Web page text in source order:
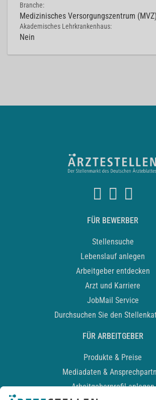
Branche:
Medizinisches Versorgungszentrum (MVZ)
Akademisches Lehrkrankenhaus:
Nein
FÜR BEWERBER
Stellensuche
Lebenslauf anlegen
Arbeitgeber entdecken
Arzt und Karriere
JobMail Service
Durchsuchen Sie den
FÜR ARBEITGEBER
Produkte & Preise
Mediadaten &
Arbeitgeberprofil anlegen